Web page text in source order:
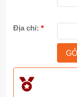
Địa chỉ: *